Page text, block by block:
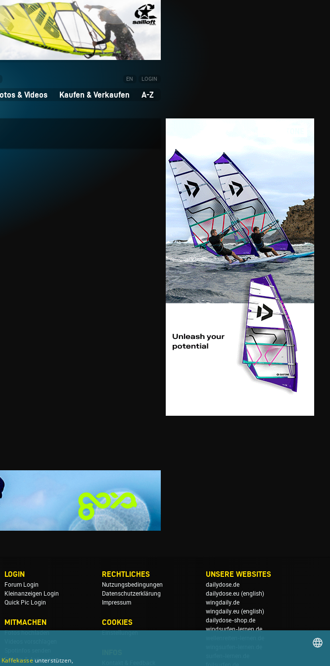
EN LOGIN
& Videos Kaufen & Verkaufen A-Z
LOGIN
Forum Login
Kleinanzeigen Login
Quick Pic Login
MITMACHEN
Fotos hochladen
Fragen & Antworten
RECHTLICHES
Nutzungsbedingungen
Datenschutzerklärung
Impressum
COOKIES
Einstellungen
UNSERE WEBSITES
dailydose.de
dailydose.eu (english)
wingdaily.de
wingdaily.eu (english)
dailydose-shop.de
windsurfen-lernen.de
unterstützen,